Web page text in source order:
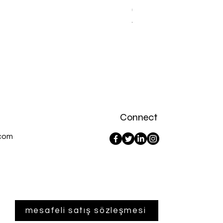
Fiyat
₺367,00
Vergi dahil
Connect
mesafeli satış sözleşmesi